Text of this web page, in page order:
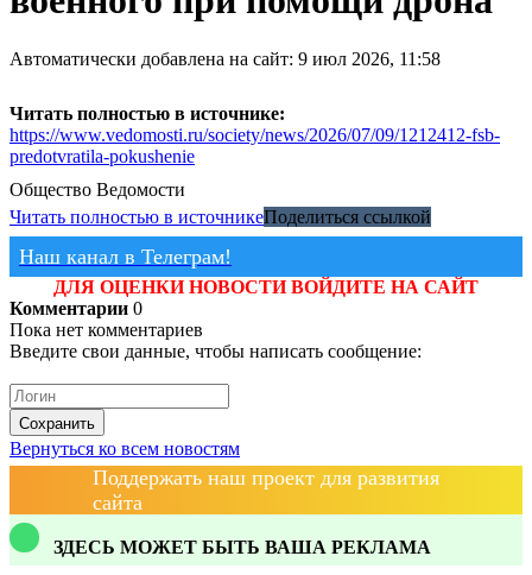
Автоматически добавлена на сайт: 9 июл 2026, 11:58
Читать полностью в источнике:
https://www.vedomosti.ru/society/news/2026/07/09/1212412-fsb-
predotvratila-pokushenie
Общество Ведомости
Читать полностью в источникеПоделиться ссылкой
Наш канал в Телеграм!
ДЛЯ ОЦЕНКИ НОВОСТИ ВОЙДИТЕ НА САЙТ
Комментарии 0
Пока нет комментариев
Введите свои данные, чтобы написать сообщение:
Сохранить
Вернуться ко всем новостям
Поддержать наш проект для развития
сайта
ЗДЕСЬ МОЖЕТ БЫТЬ ВАША РЕКЛАМА